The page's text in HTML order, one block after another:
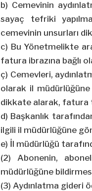
b) Cemevinin
sayaç tefriki
cemevinin unsurları
c) Bu Yönetmelikte
fatura ibrazına bağlı
ç) Cemevleri,
olarak il
dikkate alarak, fatura
d) Başkanlık
ilgili il müdürlüğüne
e) İl müdürlüğü
(2) Abonenin,
müdürlüğüne
(3) Aydınlatma gideri